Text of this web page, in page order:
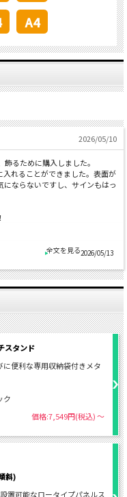
A4
2026/05/10
るために購入しました。
れることができました。表面が
ならないですし、サインもはっ
2026/05/13
スタンド
便利な専用収納袋付きメタ
ク
価格:7,549円(税込)～
斜)
置可能なロータイプパネルス